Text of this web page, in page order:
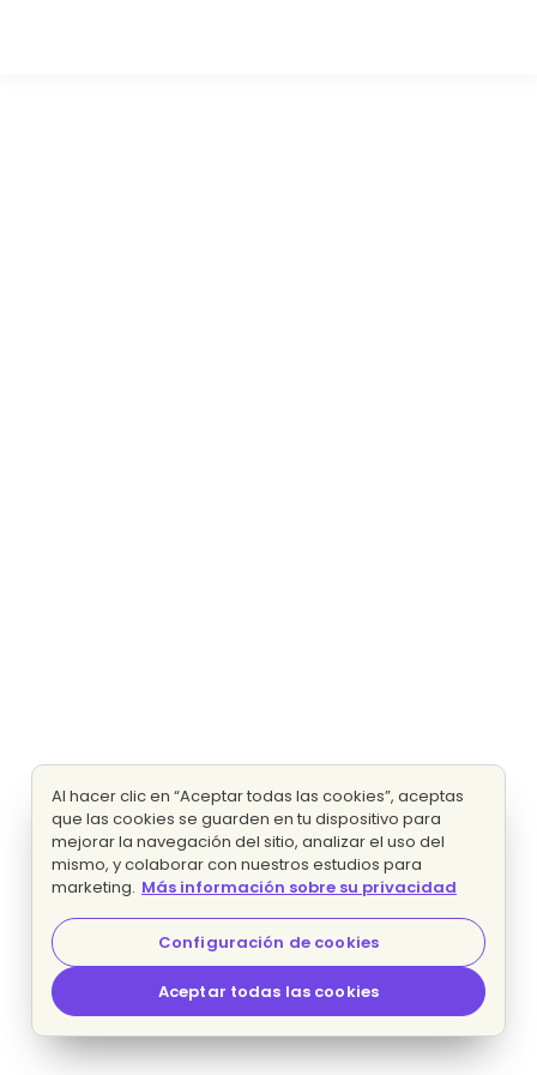
Al hacer clic en “Aceptar todas las cookies”, aceptas
que las cookies se guarden en tu dispositivo para
mejorar la navegación del sitio, analizar el uso del
mismo, y colaborar con nuestros estudios para
marketing. Más información sobre su privacidad
Configuración de cookies
Aceptar todas las cookies